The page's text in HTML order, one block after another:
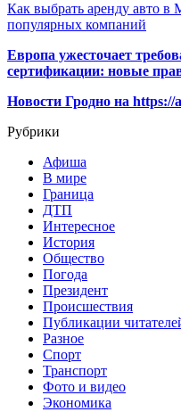
Как выбрать аренду авто в
популярных компаний
Европа ужесточает
сертификации: новые
Новости Гродно на https://
Рубрики
Афиша
В мире
Граница
ДТП
Интересное
История
Общество
Погода
Президент
Происшествия
Публикации
Разное
Спорт
Транспорт
Фото и видео
Экономика